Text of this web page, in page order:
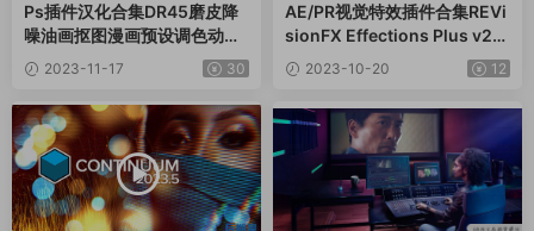
Ps插件汉化合集DR45磨皮降
噪油画抠图漫画预设调色动作
滤镜一键安装包v8.0支持 ps2
024
2023-11-17 30
AE/PR视觉特效插件合集REVi
sionFX Effections Plus v23.
08 CE Win含Twixtor/Flicke
r/RSMB
2023-10-20 12